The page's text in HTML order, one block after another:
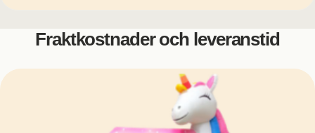
Fraktkostnader och leveranstid